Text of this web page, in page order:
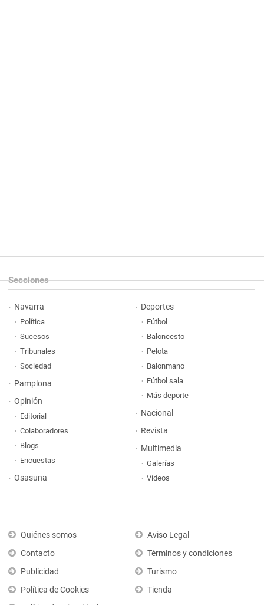
Secciones
Navarra
Política
Sucesos
Tribunales
Sociedad
Pamplona
Opinión
Editorial
Colaboradores
Blogs
Encuestas
Osasuna
Deportes
Fútbol
Baloncesto
Pelota
Balonmano
Fútbol sala
Más deporte
Nacional
Revista
Multimedia
Galerías
Vídeos
Quiénes somos
Contacto
Publicidad
Política de Cookies
Aviso Legal
Términos y condiciones
Turismo
Tienda